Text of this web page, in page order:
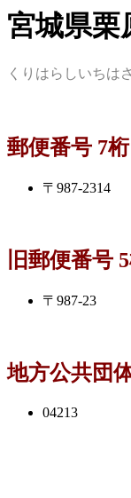
宮城県栗
くりはらしいちは
郵便番号 7桁
〒987-2314
旧郵便番号
〒987-23
地方公共団
04213